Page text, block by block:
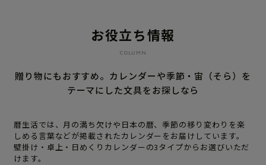
お役立ち情報
COLUMN
贈り物にもおすすめ。カレンダーや季節・宙（そら）を
テーマにした文具をお探しなら
暦生活では、月の満ち欠けや日本の暦、季節の移り変わりを楽
しめる言葉などが掲載されたカレンダーをお届けしています。
壁掛け・卓上・日めくりカレンダーの3タイプからお選びいただ
けます。